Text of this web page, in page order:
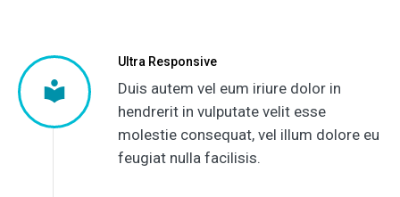
Ultra Responsive
Duis autem vel eum iriure dolor in
hendrerit in vulputate velit esse
molestie consequat, vel illum dolore eu
feugiat nulla facilisis.